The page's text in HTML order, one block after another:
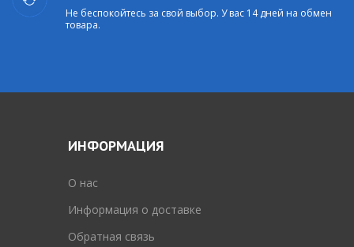
Не беспокойтесь за свой выбор. У вас 14 дней на обмен
товара.
ИНФОРМАЦИЯ
O нас
Информация о доставке
Обратная связь